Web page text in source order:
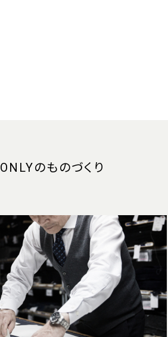
ONLYのものづくり